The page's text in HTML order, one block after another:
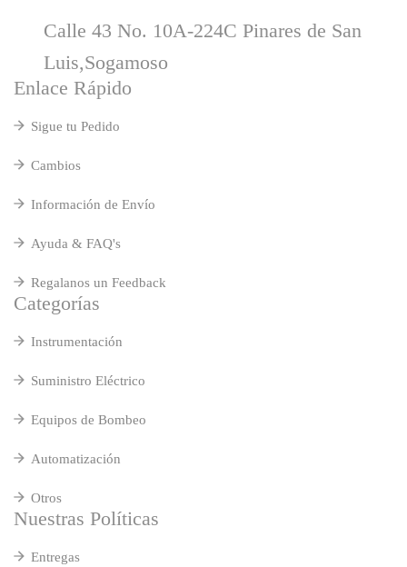
Calle 43 No. 10A-224C Pinares de San
Luis,Sogamoso
Enlace Rápido
Sigue tu Pedido
Cambios
Información de Envío
Ayuda & FAQ's
Regalanos un Feedback
Categorías
Instrumentación
Suministro Eléctrico
Equipos de Bombeo
Automatización
Otros
Nuestras Políticas
Entregas